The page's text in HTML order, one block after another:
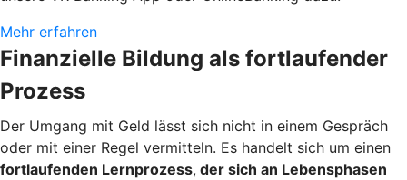
Mehr erfahren
Finanzielle Bildung als fortlaufender
Prozess
Der Umgang mit Geld lässt sich nicht in einem Gespräch
oder mit einer Regel vermitteln. Es handelt sich um einen
fortlaufenden Lernprozess, der sich an Lebensphasen